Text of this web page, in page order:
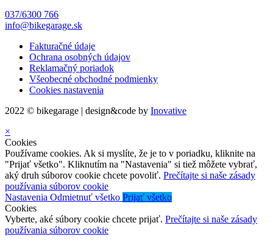
037/6300 766
info@bikegarage.sk
Fakturačné údaje
Ochrana osobných údajov
Reklamačný poriadok
Všeobecné obchodné podmienky
Cookies nastavenia
2022 © bikegarage | design&code by Inovative
×
Cookies
Používame cookies. Ak si myslíte, že je to v poriadku, kliknite na
"Prijať všetko". Kliknutím na "Nastavenia" si tiež môžete vybrať,
aký druh súborov cookie chcete povoliť. Prečítajte si naše zásady
používania súborov cookie
Nastavenia Odmietnuť všetko Prijať všetko
Cookies
Vyberte, aké súbory cookie chcete prijať. Prečítajte si naše zásady
používania súborov cookie